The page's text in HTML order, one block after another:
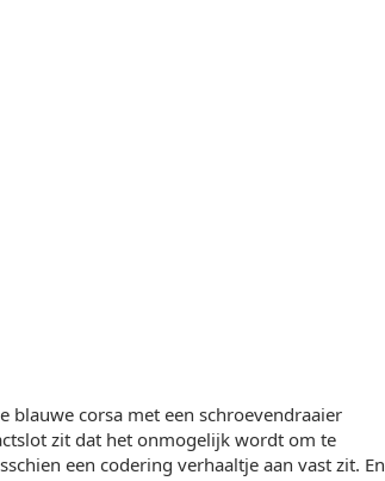
blauwe corsa met een schroevendraaier
zit dat het onmogelijk wordt om te
een codering verhaaltje aan vast zit. En